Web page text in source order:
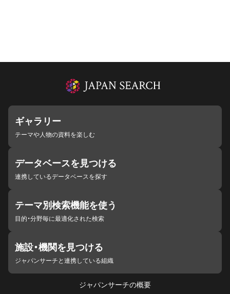
ギャラリー
テーマや人物の資料を楽しむ
データベースを見つける
連携しているデータベースを探す
テーマ別検索機能を使う
目的・分野毎に最適化された検索
施設・機関を見つける
ジャパンサーチと連携している組織
ジャパンサーチの概要